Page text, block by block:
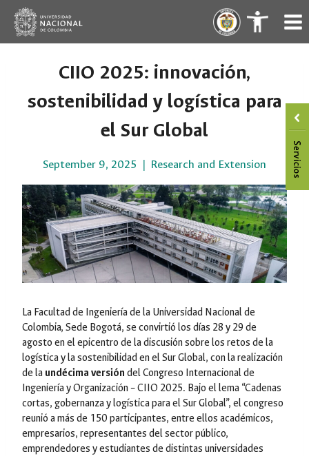
content
. .
CIIO 2025: innovación,
sostenibilidad y logística para
el Sur Global
September 9, 2025 Research and Extension
La Facultad de Ingeniería de la Universidad Nacional de
Colombia, Sede Bogotá, se convirtió los días 28 y 29 de
agosto en el epicentro de la discusión sobre los retos de la
logística y la sostenibilidad en el Sur Global, con la realización
de la undécima versión del Congreso Internacional de
Ingeniería y Organización – CIIO 2025. Bajo el lema “Cadenas
cortas, gobernanza y logística para el Sur Global”, el congreso
reunió a más de 150 participantes, entre ellos académicos,
empresarios, representantes del sector público,
emprendedores y estudiantes de distintas universidades